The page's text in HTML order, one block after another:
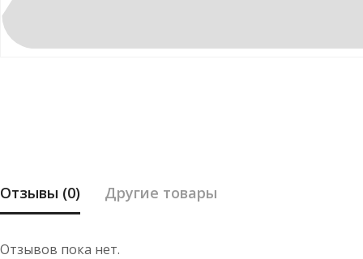
Отзывы (0) Другие товары
Отзывов пока нет.